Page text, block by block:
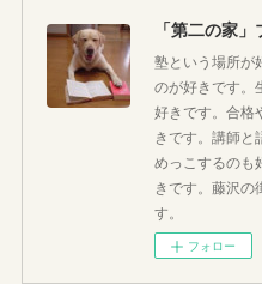
塾という場所が
のが好きです。
好きです。合格
きです。講師と
めっこするのも
きです。藤沢の
す。
フォロー